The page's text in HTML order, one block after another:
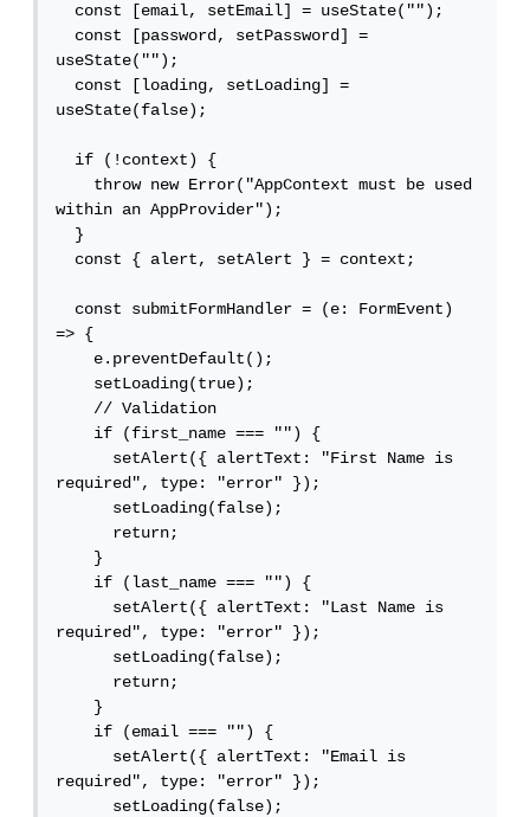
  const [email, setEmail] = useState("");
  const [password, setPassword] =
useState("");
  const [loading, setLoading] =
useState(false);
  if (!context) {
    throw new Error("AppContext must be used
within an AppProvider");
  }
  const { alert, setAlert } = context;
  const submitFormHandler = (e: FormEvent)
=> {
    e.preventDefault();
    setLoading(true);
    // Validation
    if (first_name === "") {
      setAlert({ alertText: "First Name is
required", type: "error" });
      setLoading(false);
      return;
    }
    if (last_name === "") {
      setAlert({ alertText: "Last Name is
required", type: "error" });
      setLoading(false);
      return;
    }
    if (email === "") {
      setAlert({ alertText: "Email is
required", type: "error" });
      setLoading(false);